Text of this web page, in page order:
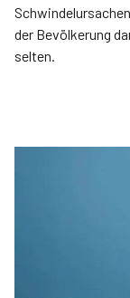
der Bevölkerung
selten.